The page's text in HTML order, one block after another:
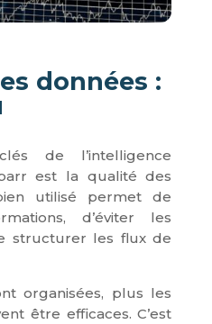
données :
de l’intelligence
est la qualité des
utilisé permet de
d’éviter les
structurer les flux de
organisées, plus les
être efficaces. C’est